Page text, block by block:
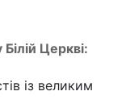
Церкві:
із великим